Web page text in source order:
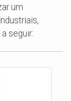
um
seguir: